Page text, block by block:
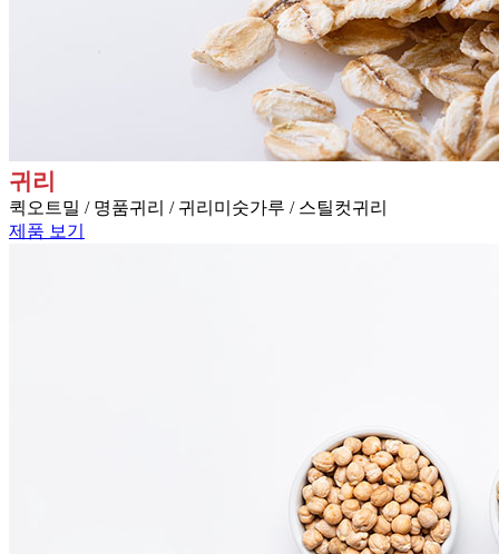
귀리
퀵오트밀 / 명품귀리 / 귀리미숫가루 / 스틸컷귀리
제품 보기